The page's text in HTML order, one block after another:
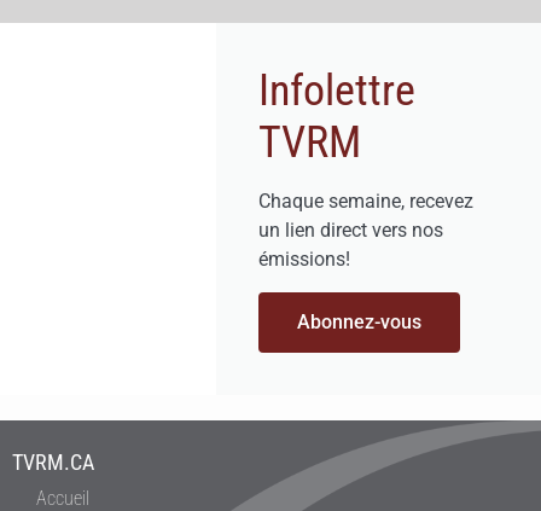
Infolettre
TVRM
Chaque semaine, recevez
un lien direct vers nos
émissions!
Abonnez-vous
TVRM.CA
Accueil